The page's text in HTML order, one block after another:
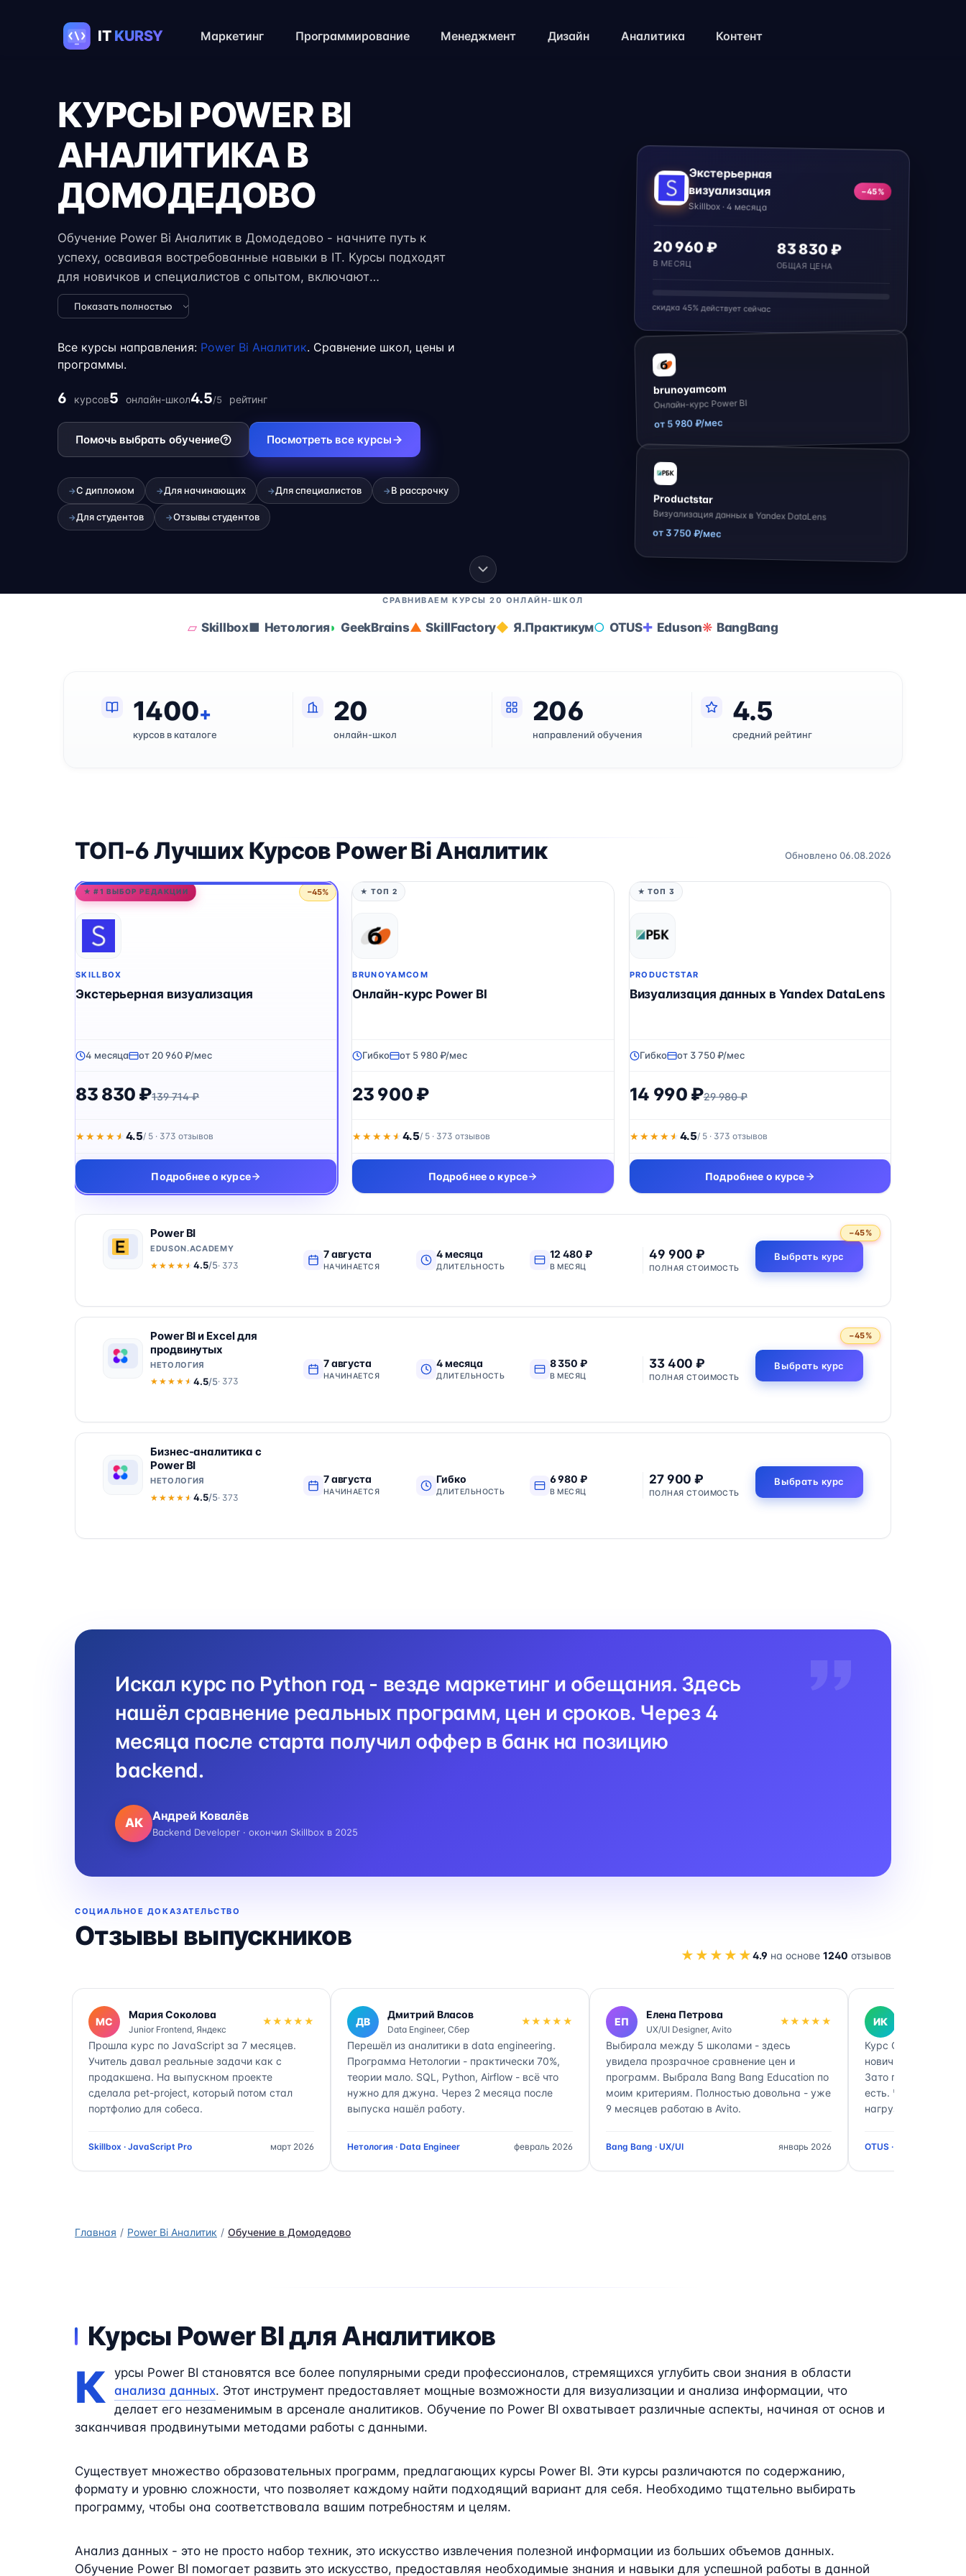
Маркетинг Программирование Менеджмент Дизайн Аналитика Контент
КУРСЫ POWER BI
АНАЛИТИКА В
ДОМОДЕДОВО
Обучение Power Bi Аналитик в Домодедово - начните путь к
успеху, осваивая востребованные навыки в IT. Курсы подходят
для новичков и специалистов с опытом, включают
практические задания, реальные проекты и консультации
экспертов. Гибкий формат занятий позволяет совмещать
фрилансе.
Показать полностью
Все курсы направления: Power Bi Аналитик. Сравнение школ, цены и
программы.
6 курсов5 онлайн-школ4.5/5 рейтинг
Помочь выбрать обучение Посмотреть все курсы
→С дипломом →Для начинающих →Для специалистов →В рассрочку
→Для студентов →Отзывы студентов
Экстерьерная
визуализация
Skillbox · 4 месяца
−45%
20 960 ₽
В МЕСЯЦ
83 830 ₽
ОБЩАЯ ЦЕНА
скидка 45% действует сейчас
brunoyamcom
Онлайн-курс Power BI
от 5 980 ₽/мес
Productstar
Визуализация данных в Yandex DataLens
от 3 750 ₽/мес
СРАВНИВАЕМ КУРСЫ 20 ОНЛАЙН-ШКОЛ
Skillbox Нетология GeekBrains SkillFactory Я.Практикум OTUS Eduson BangBang
1400+
курсов в каталоге
20
онлайн-школ
206
направлений обучения
4.5
средний рейтинг
ТОП-6 Лучших Курсов Power Bi Аналитик Обновлено 06.08.2026
★ #1 ВЫБОР РЕДАКЦИИ −45%
SKILLBOX
Экстерьерная визуализация
4 месяца от 20 960 ₽/мес
83 830 ₽139 714 ₽
★★★★★
★★★★★ 4.5/ 5 · 373 отзывов
Подробнее о курсе
★ ТОП 2
BRUNOYAMCOM
Онлайн-курс Power BI
Гибко от 5 980 ₽/мес
23 900 ₽
★★★★★
★★★★★4.5/ 5 · 373 отзывов
Подробнее о курсе
★ ТОП 3
PRODUCTSTAR
Визуализация данных в Yandex DataLens
Гибко от 3 750 ₽/мес
14 990 ₽29 980 ₽
★★★★★
★★★★★ 4.5/ 5 · 373 отзывов
Подробнее о курсе
−45%
Power BI
EDUSON.ACADEMY
★★★★★
★★★★★ 4.5/5· 373
7 августа
НАЧИНАЕТСЯ
4 месяца
ДЛИТЕЛЬНОСТЬ
12 480 ₽
В МЕСЯЦ
49 900 ₽
ПОЛНАЯ СТОИМОСТЬ
Выбрать курс
−45%
Power BI и Excel для
продвинутых
НЕТОЛОГИЯ
★★★★★
★★★★★ 4.5/5· 373
7 августа
НАЧИНАЕТСЯ
4 месяца
ДЛИТЕЛЬНОСТЬ
8 350 ₽
В МЕСЯЦ
33 400 ₽
ПОЛНАЯ СТОИМОСТЬ
Выбрать курс
Бизнес-аналитика с
Power BI
НЕТОЛОГИЯ
★★★★★
★★★★★ 4.5/5· 373
7 августа
НАЧИНАЕТСЯ
Гибко
ДЛИТЕЛЬНОСТЬ
6 980 ₽
В МЕСЯЦ
27 900 ₽
ПОЛНАЯ СТОИМОСТЬ
Выбрать курс
Искал курс по Python год - везде маркетинг и обещания. Здесь
нашёл сравнение реальных программ, цен и сроков. Через 4
месяца после старта получил оффер в банк на позицию
backend.
АК Андрей Ковалёв
Backend Developer · окончил Skillbox в 2025
СОЦИАЛЬНОЕ ДОКАЗАТЕЛЬСТВО
Отзывы выпускников
★★★★★4.9 на основе 1240 отзывов
МС
Мария Соколова
Junior Frontend, Яндекс
★★★★★
Прошла курс по JavaScript за 7 месяцев.
Учитель давал реальные задачи как с
продакшена. На выпускном проекте
сделала pet-project, который потом стал
портфолио для собеса.
Skillbox · JavaScript Pro март 2026
ДВ
Дмитрий Власов
Data Engineer, Сбер
★★★★★
Перешёл из аналитики в data engineering.
Программа Нетологии - практически 70%,
теории мало. SQL, Python, Airflow - всё что
нужно для джуна. Через 2 месяца после
выпуска нашёл работу.
Нетология · Data Engineer февраль 2026
ЕП
Елена Петрова
UX/UI Designer, Avito
★★★★★
Выбирала между 5 школами - здесь
увидела прозрачное сравнение цен и
программ. Выбрала Bang Bang Education по
моим критериям. Полностью довольна - уже
9 месяцев работаю в Avito.
Bang Bang · UX/UI январь 2026
ИК
Курс OTUS
новичков.
Зато после
есть. Через
нагрузке между
OTUS · DevOps
Главная Power Bi Аналитик Обучение в Домодедово
Курсы Power BI для Аналитиков
К
урсы Power BI становятся все более популярными среди профессионалов, стремящихся углубить свои знания в области
анализа данных. Этот инструмент предоставляет мощные возможности для визуализации и анализа информации, что
делает его незаменимым в арсенале аналитиков. Обучение по Power BI охватывает различные аспекты, начиная от основ и
заканчивая продвинутыми методами работы с данными.
Существует множество образовательных программ, предлагающих курсы Power BI. Эти курсы различаются по содержанию,
формату и уровню сложности, что позволяет каждому найти подходящий вариант для себя. Необходимо тщательно выбирать
программу, чтобы она соответствовала вашим потребностям и целям.
Анализ данных - это не просто набор техник, это искусство извлечения полезной информации из больших объемов данных.
Обучение Power BI помогает развить это искусство, предоставляя необходимые знания и навыки для успешной работы в данной